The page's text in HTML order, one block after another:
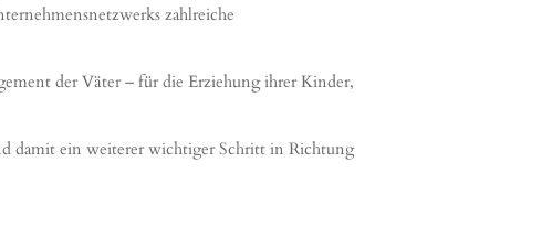
zahlreiche
der Väter – für die Erziehung ihrer Kinder,
damit ein weiterer wichtiger Schritt in Richtung